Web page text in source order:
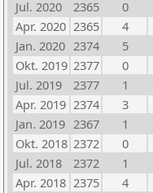
Jul. 2020
2365 0
Apr. 2020 2365 4
Jan. 2020 2374 5
Okt. 2019 2377 0
Jul. 2019
2377 1
Apr. 2019 2374 3
Jan. 2019 2367 1
Okt. 2018 2372 0
Jul. 2018
2372 1
Apr. 2018 2375 4